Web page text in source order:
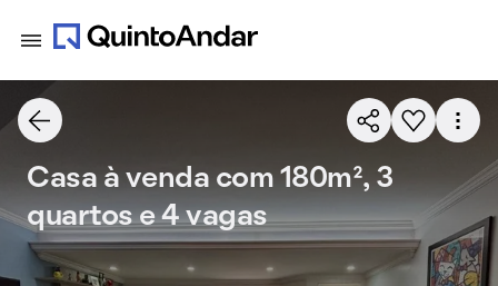
Casa à venda com 180m², 3
quartos e 4 vagas